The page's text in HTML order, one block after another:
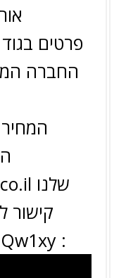
פרטים בגוד סטוק
החברה
שלנו
קישור
: